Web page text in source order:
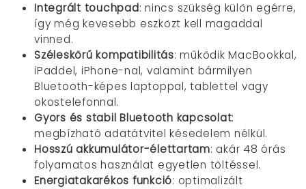
Integrált touchpad: nincs szükség külön egérre,
így még kevesebb eszközt kell magaddal
vinned.
Széleskörű kompatibilitás: működik MacBookkal,
iPaddel, iPhone-nal, valamint bármilyen
Bluetooth-képes laptoppal, tablettel vagy
okostelefonnal.
Gyors és stabil Bluetooth kapcsolat:
megbízható adatátvitel késedelem nélkül.
Hosszú akkumulátor-élettartam: akár 48 órás
folyamatos használat egyetlen töltéssel.
Energiatakarékos funkció: optimalizált